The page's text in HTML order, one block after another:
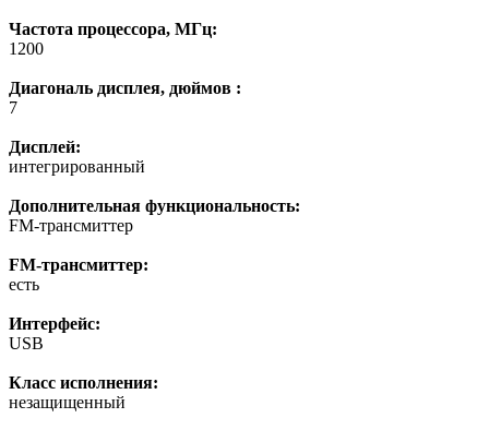
Частота процессора, МГц:
1200
Диагональ дисплея, дюймов :
7
Дисплей:
интегрированный
Дополнительная функциональность:
FM-трансмиттер
FM-трансмиттер:
есть
Интерфейс:
USB
Класс исполнения:
незащищенный